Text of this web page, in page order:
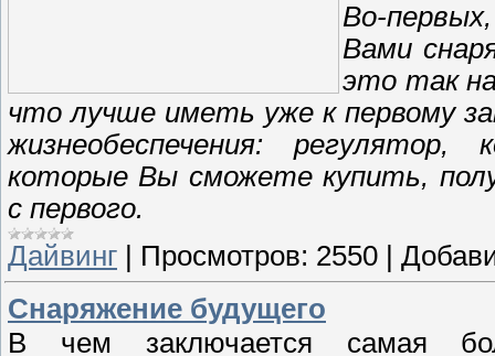
Во-
Вами
это так
что лучше иметь уже к первому
жизнеобеспечения:
которые Вы сможете купить,
с первого.
Дайвинг
Просмотров: 2550
Снаряжение будущего
В чем заключается самая